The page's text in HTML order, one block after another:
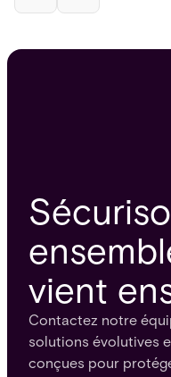
vient
Contactez notre
solutions évolutives
conçues pour